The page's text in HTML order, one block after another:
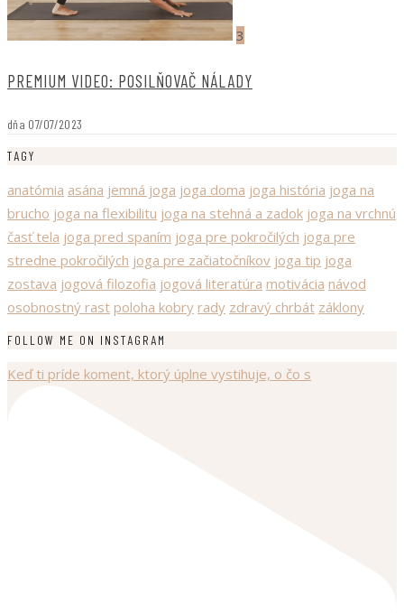
3
PREMIUM VIDEO: POSILŇOVAČ NÁLADY
dňa 07/07/2023
TAGY
anatómia asána jemná joga joga doma joga história joga na
brucho joga na flexibilitu joga na stehná a zadok joga na vrchnú
časť tela joga pred spaním joga pre pokročilých joga pre
stredne pokročilých joga pre začiatočníkov joga tip joga
zostava jogová filozofia jogová literatúra motivácia návod
osobnostný rast poloha kobry rady zdravý chrbát záklony
FOLLOW ME ON INSTAGRAM
Keď ti príde koment, ktorý úplne vystihuje, o čo s